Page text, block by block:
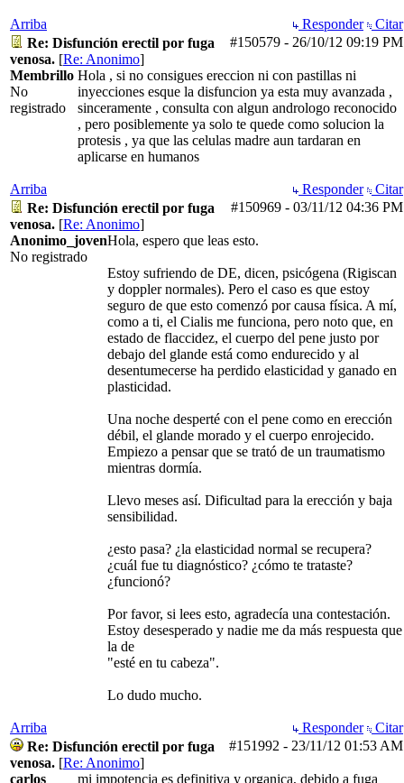
Arriba Responder
Citar
#150579 - 26/10/12 09:19 PM
Re: Disfunción erectil por fuga
venosa. [Re: Anonimo]
Membrillo
No
registrado
Hola , si no consigues ereccion ni con pastillas ni
inyecciones esque la disfuncion ya esta muy avanzada ,
sinceramente , consulta con algun andrologo reconocido
, pero posiblemente ya solo te quede como solucion la
protesis , ya que las celulas madre aun tardaran en
aplicarse en humanos
Arriba Responder
Citar
#150969 - 03/11/12 04:36 PM
Re: Disfunción erectil por fuga
venosa. [Re: Anonimo]
Anonimo_joven
No registrado
Hola, espero que leas esto.
Estoy sufriendo de DE, dicen, psicógena (Rigiscan
y doppler normales). Pero el caso es que estoy
seguro de que esto comenzó por causa física. A mí,
como a ti, el Cialis me funciona, pero noto que, en
estado de flaccidez, el cuerpo del pene justo por
debajo del glande está como endurecido y al
desentumecerse ha perdido elasticidad y ganado en
plasticidad.
Una noche desperté con el pene como en erección
débil, el glande morado y el cuerpo enrojecido.
Empiezo a pensar que se trató de un traumatismo
mientras dormía.
Llevo meses así. Dificultad para la erección y baja
sensibilidad.
¿esto pasa? ¿la elasticidad normal se recupera?
¿cuál fue tu diagnóstico? ¿cómo te trataste?
¿funcionó?
Por favor, si lees esto, agradecía una contestación.
Estoy desesperado y nadie me da más respuesta que
la de
"esté en tu cabeza".
Lo dudo mucho.
Arriba Responder
Citar
#151992 - 23/11/12 01:53 AM
Re: Disfunción erectil por fuga
venosa. [Re: Anonimo]
carlos
mi impotencia es definitiva y organica, debido a fuga